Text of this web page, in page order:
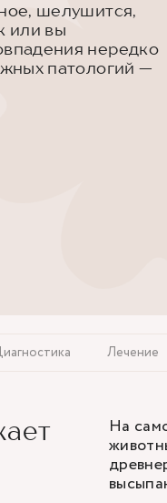
шелушится,
или вы
нередко
патологий —
Лечение
На